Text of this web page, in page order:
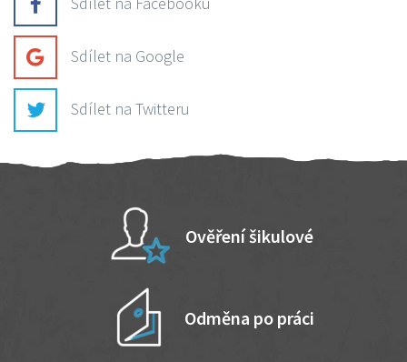
Sdílet na Google
Sdílet na Twitteru
Ověření šikulové
Odměna po práci